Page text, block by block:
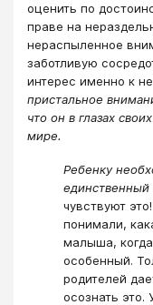
оценить по
праве на
нераспыленное
заботливую
интерес именно к
пристальное
что он в глазах
мире.
Ребенку
единственный
чувствуют
понимали,
малыша,
особенный.
родителей
осознать это.